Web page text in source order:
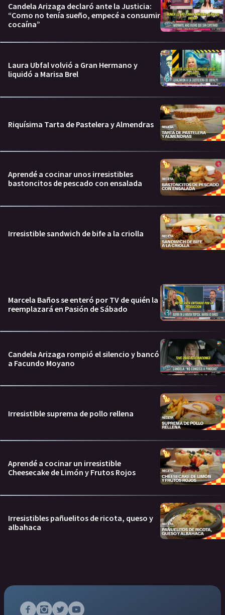
Candela Arizaga declaró ante la Justicia:
“Como no tenía sueño, empecé a consumir
cocaína”
Laura Ubfal volvió a Gran Hermano y
liquidó a Marisa Brel
Riquísima Tarta de Pastelera y Almendras
Aprendé a cocinar unos irresistibles
bastoncitos de pescado con ensalada
Irresistible sandwich de bife a la criolla
Marcela Baños se enteró por TV de quién la
reemplazará en Pasión de Sábado
Candela Arizaga rompió el silencio y bancó
a Facundo Moyano
Irresistible suprema de pollo rellena
Aprendé a cocinar un irresistible
Cheesecake de Limón y Frutos Rojos
Irresistibles pañuelitos de ricota, queso y
albahaca